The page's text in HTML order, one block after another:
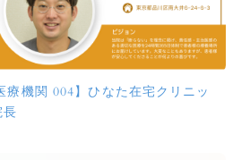
療機関 004】ひなた在宅クリニッ